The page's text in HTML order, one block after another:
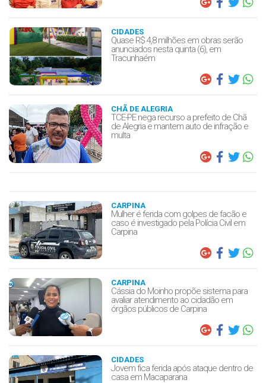
CIDADES
Quase R$ 4,8 milhões em obras serão
anunciados nesta quinta (6), em
Tracunhaém
CHÃ DE ALEGRIA
TCE-PE nega recurso a prefeito de Chã
de Alegria e mantem auto de infração e
multa
CARPINA
Mulher é ferida com golpes de facão e
caso é investigado pela Polícia Civil em
Carpina
CARPINA
Cássia do Moinho propõe sistema para
avaliar atendimento ao cidadão em
órgãos públicos de Carpina
CIDADES
Jovem fica ferida após ataque dentro de
casa em Macaparana